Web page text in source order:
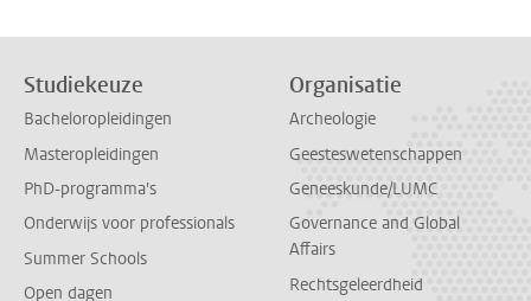
Studiekeuze
Bacheloropleidingen
Masteropleidingen
PhD-programma's
Onderwijs voor professionals
Summer Schools
Open dagen
Organisatie
Archeologie
Geesteswetenschappen
Geneeskunde/LUMC
Governance and Global
Affairs
Rechtsgeleerdheid